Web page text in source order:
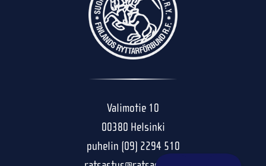
Valimotie 10
00380 Helsinki
puhelin (09) 2294 510